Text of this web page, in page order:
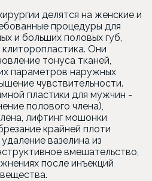
делятся на женские и
процедуры для
и больших половых губ,
Они
тонуса тканей,
параметров наружных
чувствительности.
пластики для мужчин -
полового члена),
лифтинг мошонки
крайней плоти
вазелина из
вмешательство,
после инъекций